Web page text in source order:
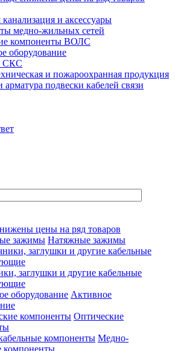
канализация и аксессуары
медно-жильных сетей
компоненты ВОЛС
оборудование
СКС
и пожароохранная продукция
подвески кабелей связи
цены на ряд товаров
Натяжные зажимы
заглушки и другие кабельные
Активное
Оптические
Медно-
компоненты